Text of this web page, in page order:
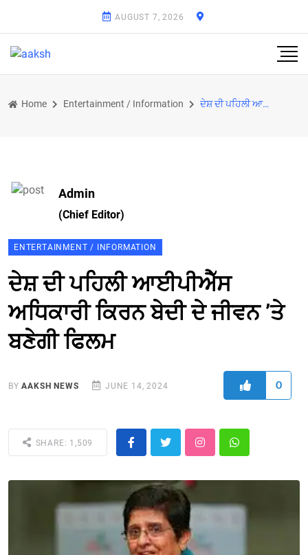
AUGUST 7, 2026
Home Entertainment / Information ਦੇਸ਼ ਦੀ ਪਹਿਲੀ ਆਈਪੀਐੱਸ ਅਧਿਕਾਰੀ ਕਿਰਨ ਬੇਦੀ ਦੇ ਜੀਵਨ ’ਤੇ ਬਣੇਗੀ ਫਿਲਮ
Admin
(Chief Editor)
ENTERTAINMENT / INFORMATION
ਦੇਸ਼ ਦੀ ਪਹਿਲੀ ਆਈਪੀਐੱਸ
ਅਧਿਕਾਰੀ ਕਿਰਨ ਬੇਦੀ ਦੇ ਜੀਵਨ ’ਤੇ
ਬਣੇਗੀ ਫਿਲਮ
BYAAKSH NEWS JUNE 14, 2024 0
SHARE: 1,509